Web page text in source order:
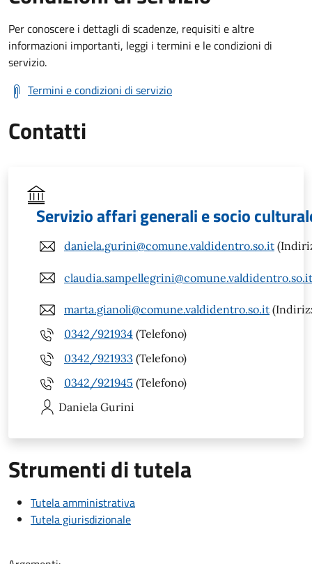
Per conoscere i dettagli di scadenze, requisiti e altre
informazioni importanti, leggi i termini e le condizioni di
servizio.
Termini e condizioni di servizio
Contatti
Servizio affari generali e socio
daniela.gurini@comune.valdidentro.so.it
claudia.sampellegrini@comune.valdidentro.so.it
marta.gianoli@comune.valdidentro.so.it
0342/921934 (Telefono)
0342/921933 (Telefono)
0342/921945 (Telefono)
Daniela Gurini
Strumenti di tutela
Tutela amministrativa
Tutela giurisdizionale